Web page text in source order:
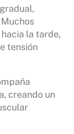
la tarde,
tensión
creando un